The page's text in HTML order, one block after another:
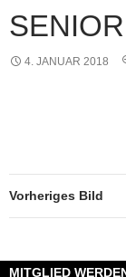
4. JANUAR 2018
Vorheriges Bild
MITGLIED